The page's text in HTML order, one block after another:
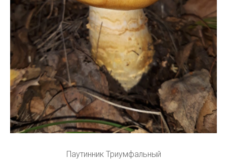
Паутинник Триумфальный